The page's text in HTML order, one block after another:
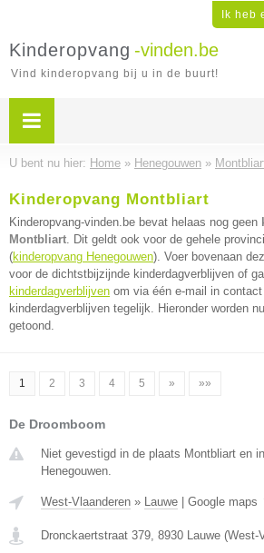
Ik heb
Kinderopvang -vinden.be
Vind kinderopvang bij u in de buurt!
U bent nu hier: Home » Henegouwen »
Kinderopvang Montbliart
Kinderopvang-vinden.be bevat helaas nog geen
Montbliart. Dit geldt ook voor de gehele
(kinderopvang Henegouwen). Voer bovenaan
voor de dichtstbijzijnde kinderdagverblijven of
kinderdagverblijven om via één e-mail in
kinderdagverblijven tegelijk. Hieronder worden
getoond.
1 2 3 4 5 » »»
De Droomboom
Niet gevestigd in de plaats Montbliart en
Henegouwen.
West-Vlaanderen » Lauwe Google maps
Dronckaertstraat 379, 8930 Lauwe (West-